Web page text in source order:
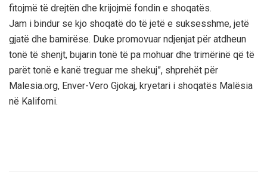
fitojmë të drejtën dhe krijojmë fondin e shoqatës.
Jam i bindur se kjo shoqatë do të jetë e suksesshme, jetë
gjatë dhe bamirëse. Duke promovuar ndjenjat për atdheun
tonë të shenjt, bujarin tonë të pa mohuar dhe trimërinë që të
parët tonë e kanë treguar me shekuj”, shprehët për
Malesia.org, Enver-Vero Gjokaj, kryetari i shoqatës Malësia
në Kaliforni.